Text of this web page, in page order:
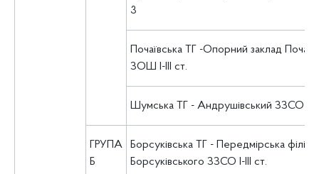
3
Почаївська ТГ -Опорний заклад
ЗОШ І-ІІІ ст.
Шумська ТГ - Андрушівський ЗЗСО І-
ГРУПА
Б
Борсуківська ТГ - Передмірська філія
Борсуківського ЗЗСО І-ІІІ ст.